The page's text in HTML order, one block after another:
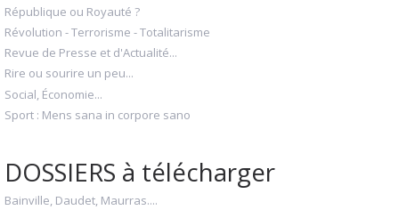
République ou Royauté ?
Révolution - Terrorisme - Totalitarisme
Revue de Presse et d'Actualité...
Rire ou sourire un peu...
Social, Économie...
Sport : Mens sana in corpore sano
DOSSIERS à télécharger
Bainville, Daudet, Maurras....